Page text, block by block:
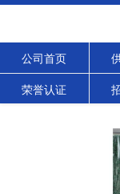
公司首页
荣誉认证